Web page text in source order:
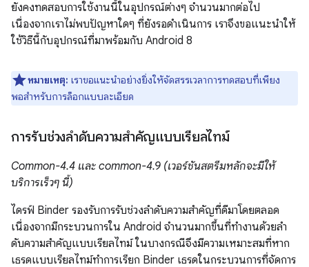
ยังคงทดสอบการใช้งานนี้ในอุปกรณ์ต่างๆ จำนวนมากต่อไป
เนื่องจากเราไม่พบปัญหาใดๆ ที่ยังรอดำเนินการ เราจึงขอแนะนำให้
ใช้วิธีนี้กับอุปกรณ์ที่มาพร้อมกับ Android 8
หมายเหตุ: เราขอแนะนําอย่างยิ่งให้จัดสรรเวลาการทดสอบที่เพียง
พอสําหรับการล็อกแบบละเอียด
การรับช่วงลําดับความสําคัญแบบเรียลไทม์
Common-4.4 และ common-4.9 (เวอร์ชันสตรีมหลักจะมีให้
บริการเร็วๆ นี้)
ไดรฟ์ Binder รองรับการรับช่วงลําดับความสําคัญที่ดีมาโดยตลอด
เนื่องจากมีกระบวนการใน Android จำนวนมากขึ้นที่ทำงานด้วยลํา
ดับความสําคัญแบบเรียลไทม์ ในบางกรณีจึงมีความเหมาะสมที่หาก
เธรดแบบเรียลไทม์ทําการเรียก Binder เธรดในกระบวนการที่จัดการ